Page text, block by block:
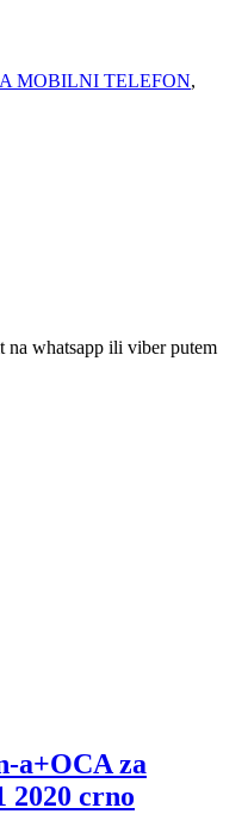
MOBILNI TELEFON,
na whatsapp ili viber putem
a+OCA za
2020 crno